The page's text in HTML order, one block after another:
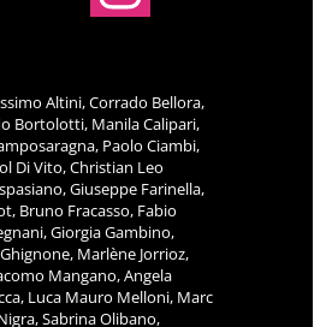
Altini, Corrado Bellora,
Bortolotti, Manila Calipari,
Paolo Ciambi,
Di Vito, Christian Leo
Giuseppe Farinella,
Bruno Fracasso, Fabio
Giorgia Gambino,
Marlène Jorrioz,
Mangano, Angela
Luca Mauro Melloni, Marc
Sabrina Olibano,